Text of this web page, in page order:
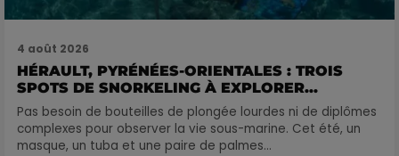
4 août 2026
HÉRAULT, PYRÉNÉES-ORIENTALES : TROIS
SPOTS DE SNORKELING À EXPLORER...
Pas besoin de bouteilles de plongée lourdes ni de diplômes
complexes pour observer la vie sous-marine. Cet été, un
masque, un tuba et une paire de palmes...